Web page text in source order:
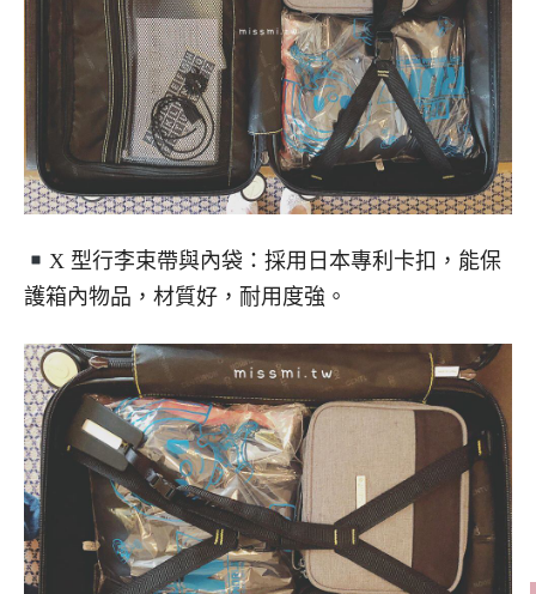
X 型行李束帶與內袋：採用日本專利卡扣，能保
護箱內物品，材質好，耐用度強。